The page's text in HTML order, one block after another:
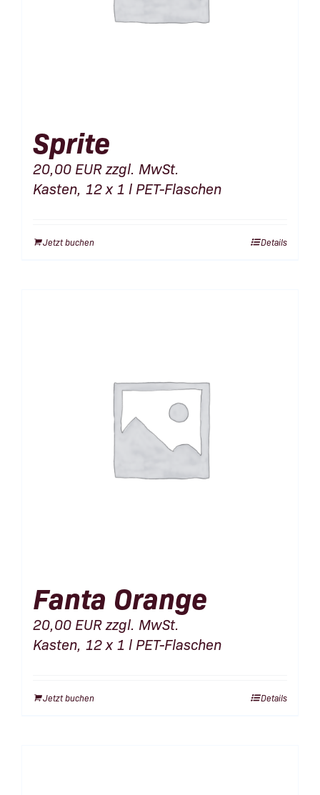
Sprite
20,00 EURzzgl. MwSt.
Kasten, 12 x 1 l PET-Flaschen
Jetzt buchen Details
Fanta Orange
20,00 EURzzgl. MwSt.
Kasten, 12 x 1 l PET-Flaschen
Jetzt buchen Details